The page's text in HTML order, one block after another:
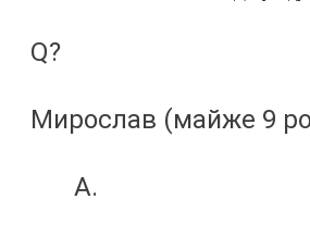
Q?
Мирослав (майже 9
A.